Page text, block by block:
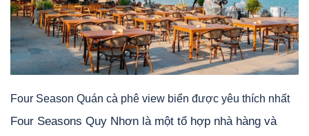
Four Season Quán cà phê view biển được yêu thích nhất
Four Seasons Quy Nhơn là một tổ hợp nhà hàng và